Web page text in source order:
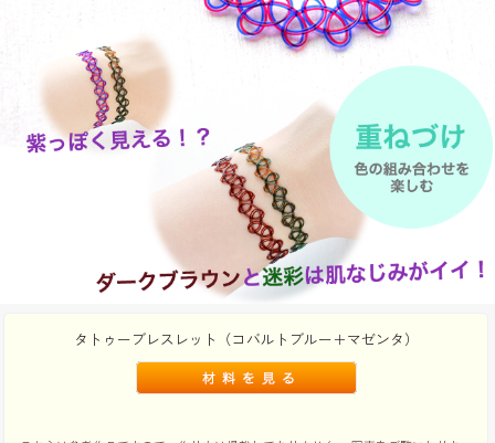
タトゥーブレスレット（コバルトブルー＋マゼンタ）